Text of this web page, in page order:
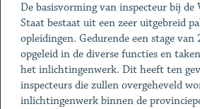
De basisvorming van inspecteur bij de
Staat bestaat uit een zeer uitgebreid
opleidingen. Gedurende een stage van
opgeleid in de diverse functies en
het inlichtingenwerk. Dit heeft ten
inspecteurs die zullen overgeheveld
inlichtingenwerk binnen de